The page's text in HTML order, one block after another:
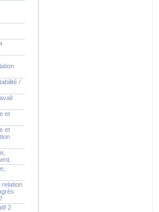
/
et
et
relation
2